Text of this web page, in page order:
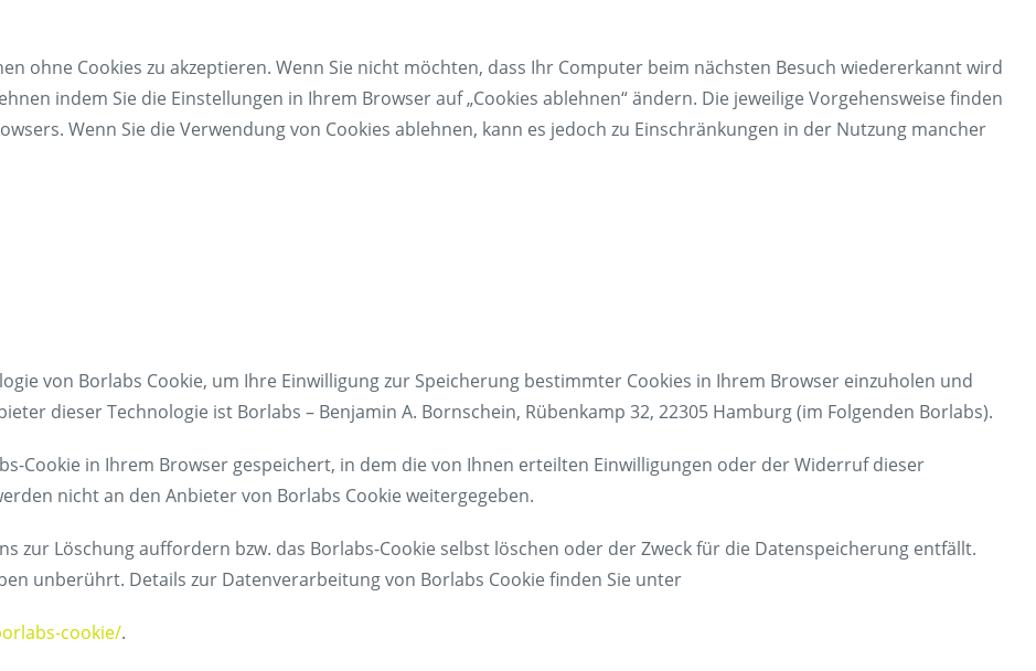
ohne Cookies zu akzeptieren. Wenn Sie nicht möchten, dass Ihr Computer beim nächsten Besuch wiedererkannt wird
indem Sie die Einstellungen in Ihrem Browser auf „Cookies ablehnen“ ändern. Die jeweilige Vorgehensweise finden
Wenn Sie die Verwendung von Cookies ablehnen, kann es jedoch zu Einschränkungen in der Nutzung mancher
von Borlabs Cookie, um Ihre Einwilligung zur Speicherung bestimmter Cookies in Ihrem Browser einzuholen und
dieser Technologie ist Borlabs – Benjamin A. Bornschein, Rübenkamp 32, 22305 Hamburg (im Folgenden Borlabs).
Cookie in Ihrem Browser gespeichert, in dem die von Ihnen erteilten Einwilligungen oder der Widerruf dieser
nicht an den Anbieter von Borlabs Cookie weitergegeben.
zur Löschung auffordern bzw. das Borlabs-Cookie selbst löschen oder der Zweck für die Datenspeicherung entfällt.
unberührt. Details zur Datenverarbeitung von Borlabs Cookie finden Sie unter
cookie/.